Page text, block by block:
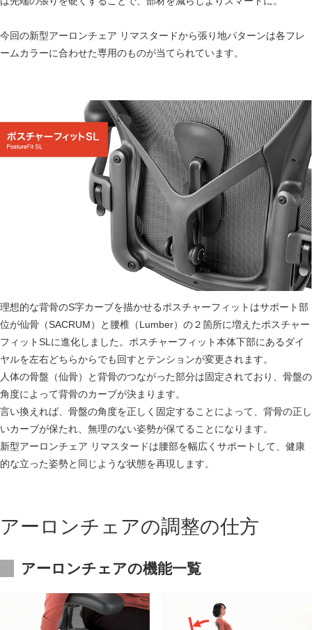
今回の新型アーロンチェア リマスタードから張り地パターンは各フレ
ームカラーに合わせた専用のものが当てられています。
理想的な背骨のS字カーブを描かせるポスチャーフィットはサポート部
位が仙骨（SACRUM）と腰椎（Lumber）の２箇所に増えたポスチャー
フィットSLに進化しました。ポスチャーフィット本体下部にあるダイ
ヤルを左右どちらからでも回すとテンションが変更されます。
人体の骨盤（仙骨）と背骨のつながった部分は固定されており、骨盤の
角度によって背骨のカーブが決まります。
言い換えれば、骨盤の角度を正しく固定することによって、背骨の正し
いカーブが保たれ、無理のない姿勢が保てることになります。
新型アーロンチェア リマスタードは腰部を幅広くサポートして、健康
的な立った姿勢と同じような状態を再現します。
アーロンチェアの調整の仕方
アーロンチェアの機能一覧